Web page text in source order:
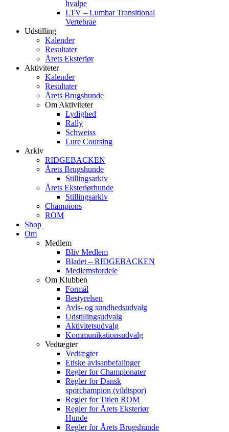
hvalpe
LTV – Lumbar Transitional
Vertebrae
Udstilling
Kalender
Resultater
Årets Eksteriør
Aktiviteter
Kalender
Resultater
Årets Brugshunde
Om Aktiviteter
Lydighed
Rally
Schweiss
Lure Coursing
Arkiv
RIDGEBACKEN
Årets Brugshunde
Stillingsarkiv
Årets Eksteriørhunde
Stillingsarkiv
Champions
ROM
Shop
Om
Medlem
Bliv Medlem
Bladet – RIDGEBACKEN
Medlemsfordele
Om Klubben
Formål
Bestyrelsen
Avls- og sundhedsudvalg
Udstillingsudvalg
Aktivitetsudvalg
Kommunikationsudvalg
Vedtægter
Vedtægter
Etiske avlsanbefalinger
Regler for Championater
Regler for Dansk
sporchampion (vildtspor)
Regler for Titlen ROM
Regler for Årets Eksteriør
Hunde
Regler for Årets Brugshunde